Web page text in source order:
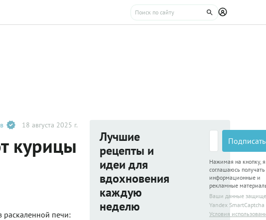
18 августа 2025 г.
курицы
раскаленной печи:
Лучшие
рецепты и
идеи для
вдохновения
каждую
неделю
Нажимая на кнопку, я
соглашаюсь получать
информационные и
рекламные
Ваши данные
Yandex SmartCaptcha
Условия